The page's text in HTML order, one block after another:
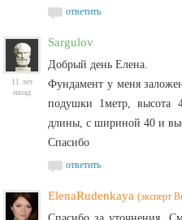
ответить
11 лет
назад
Sargulov
Добрый день Елена.
Фундамент у меня
подушки 1метр, высота
длины, с шириной 40 и
Спасибо
ответить
ElenaRudenkaya (эксперт